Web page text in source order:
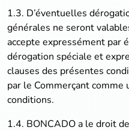
1.3. D’éventuelles
générales ne seront
accepte expressément par
dérogation spéciale et
clauses des présentes
par le Commerçant comme
conditions.
1.4. BONCADO a le droit